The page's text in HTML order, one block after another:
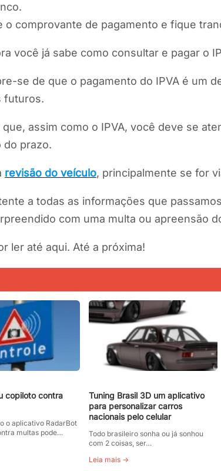
o comprovante de pagamento e fique
você já sabe como consultar e pagar o
se de que o pagamento do IPVA é um
futuros.
que, assim como o IPVA, você deve se
do prazo.
revisão do veículo, principalmente se for
a todas as informações que
com uma multa ou apreensão
ler até aqui. Até a próxima!
copiloto contra
o aplicativo RadarBot
multas pode…
Tuning Brasil 3D um aplicativo
para personalizar carros
nacionais pelo celular
Todo brasileiro sonha ou já sonhou
com 2 coisas, ser…
Leia mais →